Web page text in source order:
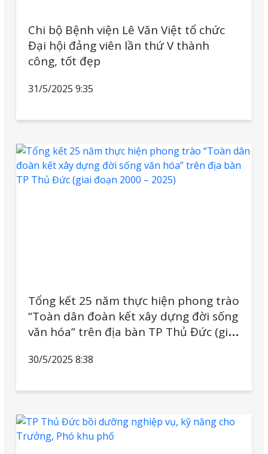
Chi bộ Bệnh viện Lê Văn Việt tổ chức
Đại hội đảng viên lần thứ V thành
công, tốt đẹp
31/5/2025 9:35
Tổng kết 25 năm thực hiện phong trào
“Toàn dân đoàn kết xây dựng đời sống
văn hóa” trên địa bàn TP Thủ Đức (giai
30/5/2025 8:38